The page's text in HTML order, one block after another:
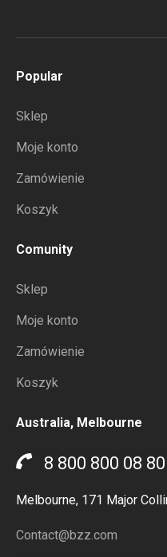
Popular
Sklep
Moje konto
Zamówienie
Koszyk
Comunity
Sklep
Moje konto
Zamówienie
Koszyk
Australia, Melbourne
8 800 800 08 80
Melbourne, 171 Major
Contact@bzz.com